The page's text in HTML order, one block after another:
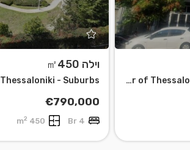
Center of Thessaloniki Thessaloniki Municipality
וילה ㎡450
Thessaloniki - Suburbs
€790,000
4 Br
450 m
2